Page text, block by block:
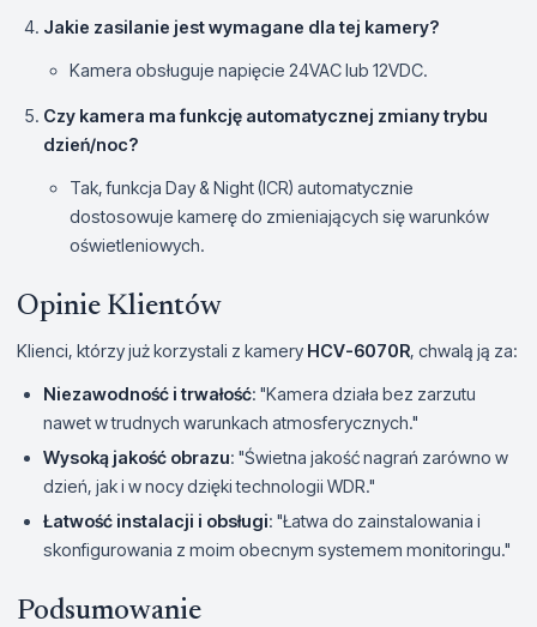
Jakie zasilanie jest wymagane dla tej kamery?
Kamera obsługuje napięcie 24VAC lub 12VDC.
Czy kamera ma funkcję automatycznej zmiany trybu
dzień/noc?
Tak, funkcja Day & Night (ICR) automatycznie
dostosowuje kamerę do zmieniających się warunków
oświetleniowych.
Opinie Klientów
Klienci, którzy już korzystali z kamery HCV-6070R, chwalą ją za:
Niezawodność i trwałość: "Kamera działa bez zarzutu
nawet w trudnych warunkach atmosferycznych."
Wysoką jakość obrazu: "Świetna jakość nagrań zarówno w
dzień, jak i w nocy dzięki technologii WDR."
Łatwość instalacji i obsługi: "Łatwa do zainstalowania i
skonfigurowania z moim obecnym systemem monitoringu."
Podsumowanie